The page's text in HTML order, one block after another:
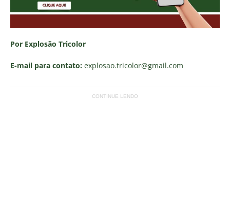
Por Explosão Tricolor
E-mail para contato: explosao.tricolor@gmail.com
CONTINUE LENDO